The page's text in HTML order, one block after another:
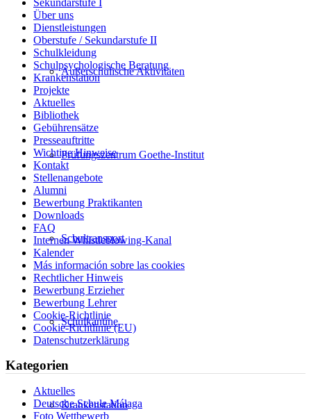
Außerschulische Aktivitäten
Prüfungszentrum Goethe-Institut
Schultransport
Schulkantine
Krankenstation
Sekundarstufe I
Über uns
Dienstleistungen
Oberstufe / Sekundarstufe II
Schulkleidung
Schulpsychologische Beratung
Krankenstation
Projekte
Aktuelles
Bibliothek
Gebührensätze
Presseauftritte
Wichtige Hinweise
Kontakt
Stellenangebote
Alumni
Bewerbung Praktikanten
Downloads
FAQ
Internen Whistleblowing-Kanal
Kalender
Más información sobre las cookies
Rechtlicher Hinweis
Bewerbung Erzieher
Bewerbung Lehrer
Cookie-Richtlinie
Cookie-Richtlinie (EU)
Datenschutzerklärung
Kategorien
Aktuelles
Deutsche Schule Málaga
Foto Wettbewerb